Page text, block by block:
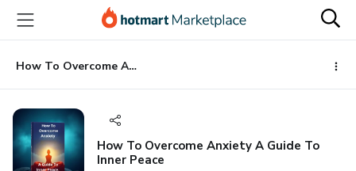
main
content
How To Overcome Anxiety A Guide To Inner Peace
How To Overcome Anxiety A Guide To
Inner Peace